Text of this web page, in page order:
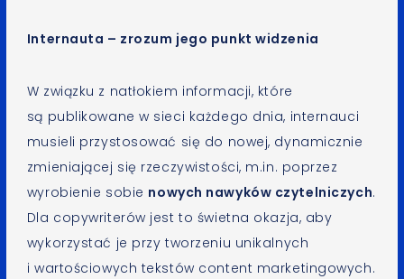
Internauta – zrozum jego punkt widzenia
W związku z natłokiem informacji, które
są publikowane w sieci każdego dnia, internauci
musieli przystosować się do nowej, dynamicznie
zmieniającej się rzeczywistości, m.in. poprzez
wyrobienie sobie nowych nawyków czytelniczych.
Dla copywriterów jest to świetna okazja, aby
wykorzystać je przy tworzeniu unikalnych
i wartościowych tekstów content marketingowych.